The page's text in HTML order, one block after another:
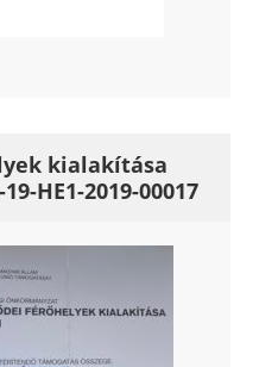
kialakítása
HE1-2019-00017